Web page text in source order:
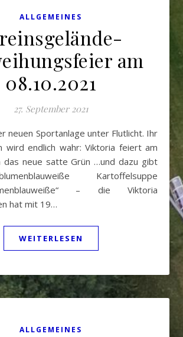
ALLGEMEINES
am
08.10.2021
27. September 2021
wird endlich wahr: Viktoria feiert am
das neue satte Grün …und dazu gibt
Kartoffelsuppe
– die Viktoria
hat mit 19…
WEITERLESEN
ALLGEMEINES